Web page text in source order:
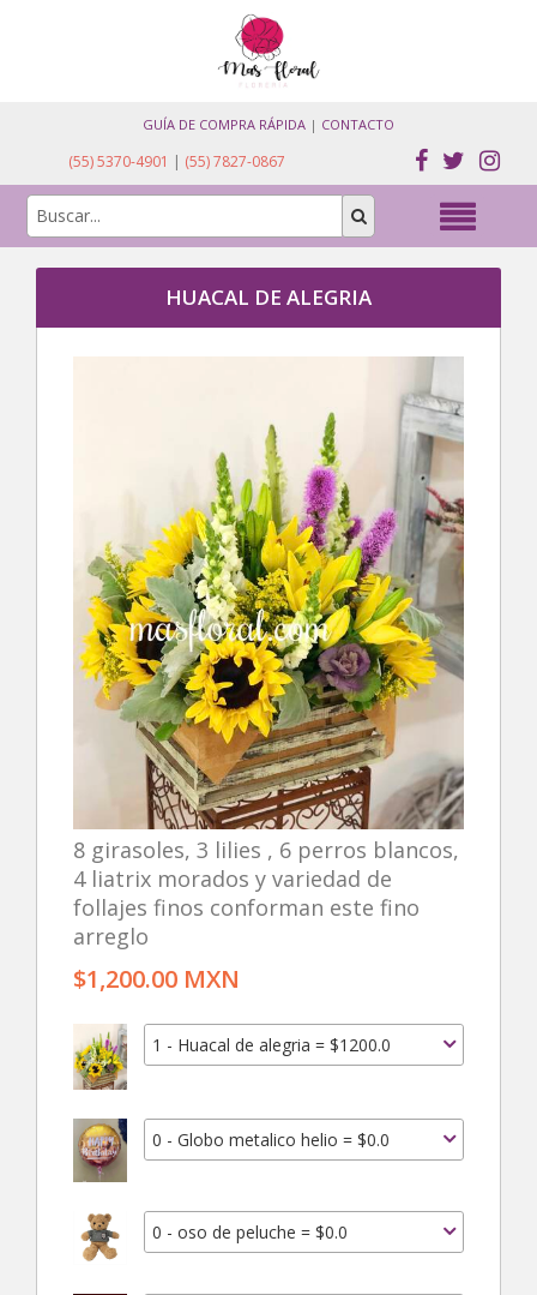
GUÍA DE COMPRA RÁPIDA | CONTACTO
(55) 5370-4901 | (55) 7827-0867
HUACAL DE ALEGRIA
8 girasoles, 3 lilies , 6 perros blancos,
4 liatrix morados y variedad de
follajes finos conforman este fino
arreglo
$1,200.00 MXN
1 - Huacal de alegria = $1200.0
0 - Globo metalico helio = $0.0
0 - oso de peluche = $0.0